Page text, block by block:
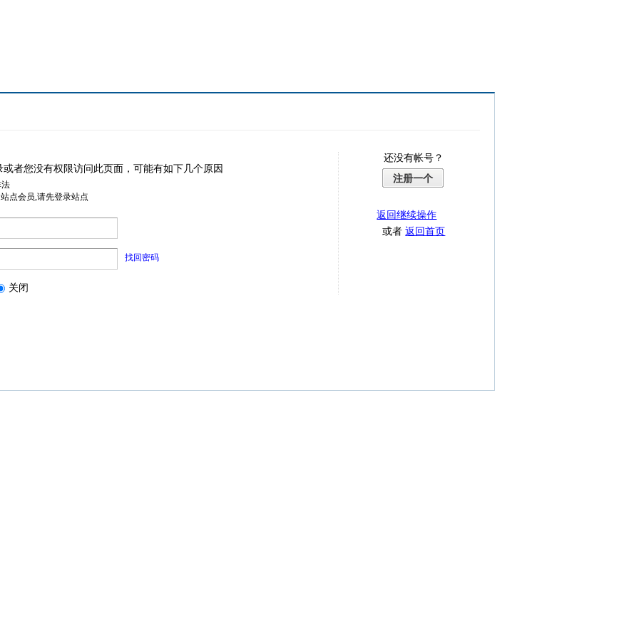
或者您没有权限访问此页面，可能有如下几个原因
点会员,请先登录站点
找回密码
关闭
还没有帐号？
注册一个
返回继续操作
或者返回首页